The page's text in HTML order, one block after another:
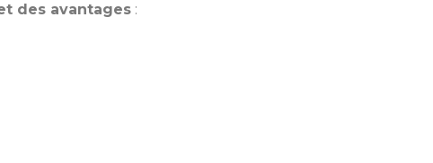
des avantages :